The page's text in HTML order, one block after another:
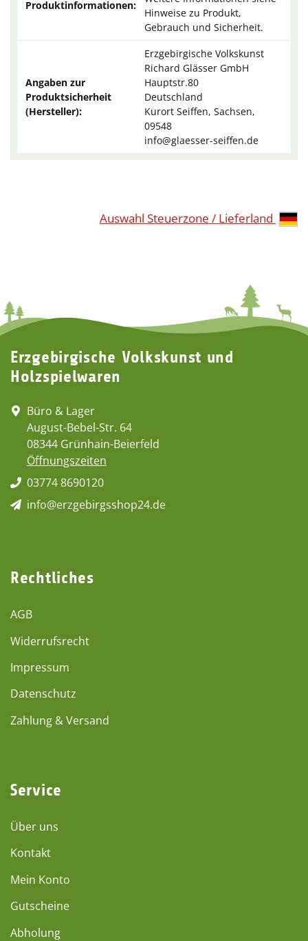
Produktinformationen:
Hinweise zu Produkt,
Gebrauch und Sicherheit.
Angaben zur
Produktsicherheit
(Hersteller):
Erzgebirgische Volkskunst
Richard Glässer GmbH
Hauptstr.80
Deutschland
Kurort Seiffen, Sachsen,
09548
info@glaesser-seiffen.de
Auswahl Steuerzone / Lieferland
Erzgebirgische Volkskunst und
Holzspielwaren
Büro & Lager
August-Bebel-Str. 64
08344 Grünhain-Beierfeld
Öffnungszeiten
03774 8690120
info@erzgebirgsshop24.de
Rechtliches
AGB
Widerrufsrecht
Impressum
Datenschutz
Zahlung & Versand
Service
Über uns
Kontakt
Mein Konto
Gutscheine
Abholung